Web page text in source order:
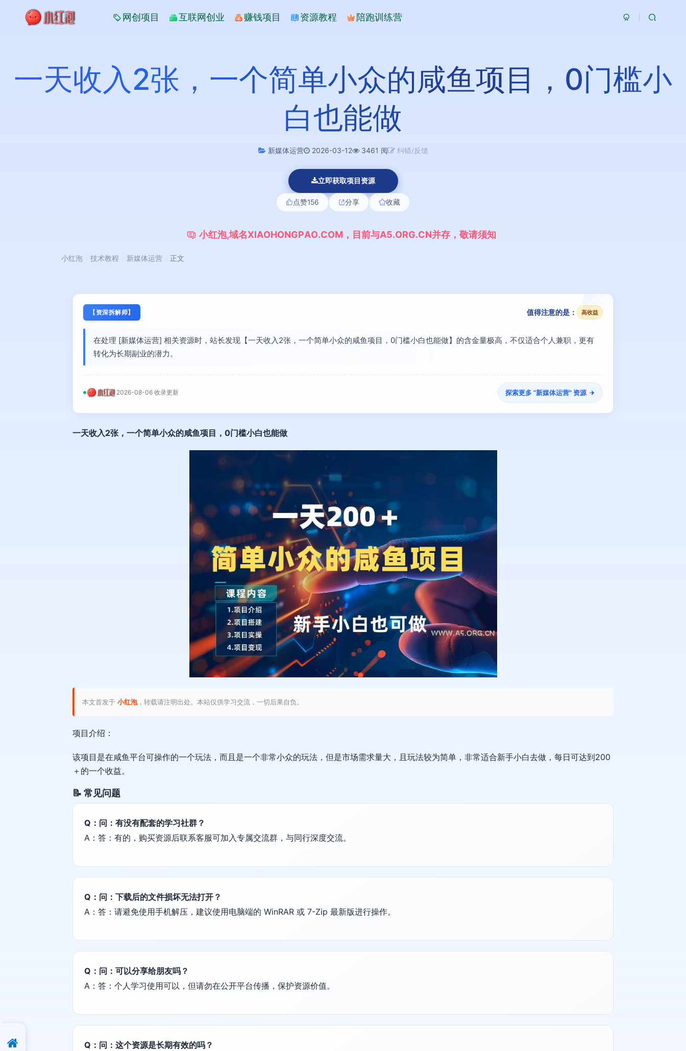
网创项目 互联网创业 赚钱项目 资源教程 陪跑训练营
一天收入2张，一个简单小众的咸鱼项目，0门槛小
白也能做
新媒体运营 2026-03-12 3461 阅 纠错/反馈
立即获取项目资源
点赞156 分享 收藏
小红泡,域名XIAOHONGPAO.COM ， 目 前与A5.ORG.CN并存 ， 敬请须知
小红泡 技术教程 新媒体运营 正文
【资深拆解师】 值得注意的是： 高收益
在处理 [新媒体运营] 相关资源时，站长发现【一天收入2张，一个简单小众的咸鱼项目，0门槛小白也能做】的含金量极高，不仅适合个人兼职，更有
转化为长期副业的潜力。
2026-08-06 收录更新 探索更多 "新媒体运营" 资源
一天收入2张，一个简单小众的咸鱼项目，0门槛小白也能做
本文首发于 小红泡，转载请注明出处。本站仅供学习交流，一切后果自负。
项目介绍：
该项目是在咸鱼平台可操作的一个玩法，而且是一个非常小众的玩法，但是市场需求量大，且玩法较为简单，非常适合新手小白去做，每日可达到200
＋的一个收益。
📝 常见问题
Q：问：有没有配套的学习社群？
A：答：有的，购买资源后联系客服可加入专属交流群，与同行深度交流。
Q：问：下载后的文件损坏无法打开？
A：答：请避免使用手机解压，建议使用电脑端的 WinRAR 或 7-Zip 最新版进行操作。
Q：问：可以分享给朋友吗？
A：答：个人学习使用可以，但请勿在公开平台传播，保护资源价值。
Q：问：这个资源是长期有效的吗？